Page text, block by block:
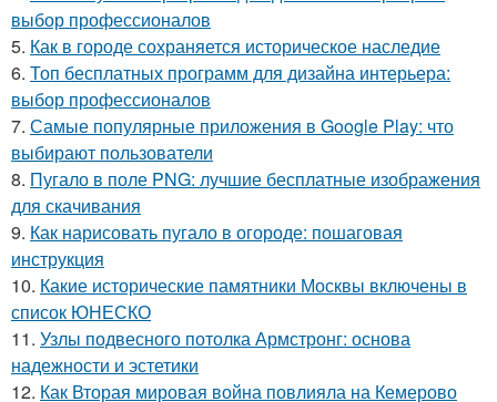
выбор профессионалов
5. Как в городе сохраняется историческое наследие
6. Топ бесплатных программ для дизайна интерьера:
выбор профессионалов
7. Самые популярные приложения в Google Play: что
выбирают пользователи
8. Пугало в поле PNG: лучшие бесплатные изображения
для скачивания
9. Как нарисовать пугало в огороде: пошаговая
инструкция
10. Какие исторические памятники Москвы включены в
список ЮНЕСКО
11. Узлы подвесного потолка Армстронг: основа
надежности и эстетики
12. Как Вторая мировая война повлияла на Кемерово